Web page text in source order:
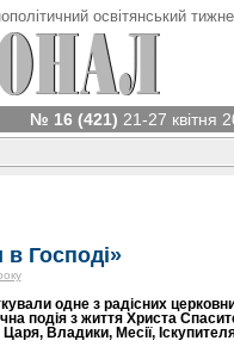
освітянський
№ 16 (421) 21-27 квітня
в Господі»
одне з радісних
подія з життя Христа
Владики, Месії,